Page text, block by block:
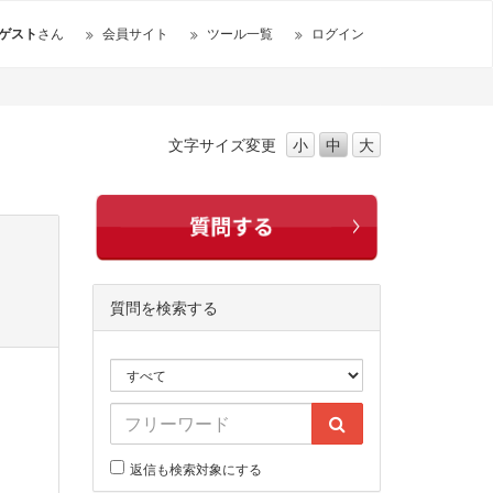
ストさん 会員サイト ツール一覧 ログイン
文字サイズ変更 小 中 大
質問を検索する
返信も検索対象にする